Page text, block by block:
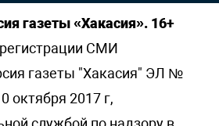
газеты «Хакасия». 16+
СМИ
газеты "Хакасия" ЭЛ №
октября 2017 г,